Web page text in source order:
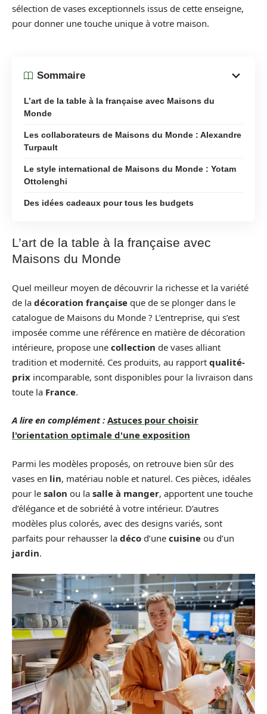
sélection de vases exceptionnels issus de cette enseigne,
pour donner une touche unique à votre maison.
Sommaire
L’art de la table à la française avec Maisons du
Monde
Les collaborateurs de Maisons du Monde : Alexandre
Turpault
Le style international de Maisons du Monde : Yotam
Ottolenghi
Des idées cadeaux pour tous les budgets
L’art de la table à la française avec
Maisons du Monde
Quel meilleur moyen de découvrir la richesse et la variété
de la décoration française que de se plonger dans le
catalogue de Maisons du Monde ? L’entreprise, qui s’est
imposée comme une référence en matière de décoration
intérieure, propose une collection de vases alliant
tradition et modernité. Ces produits, au rapport qualité-
prix incomparable, sont disponibles pour la livraison dans
toute la France.
A lire en complément : Astuces pour choisir
l'orientation optimale d'une exposition
Parmi les modèles proposés, on retrouve bien sûr des
vases en lin, matériau noble et naturel. Ces pièces, idéales
pour le salon ou la salle à manger, apportent une touche
d’élégance et de sobriété à votre intérieur. D’autres
modèles plus colorés, avec des designs variés, sont
parfaits pour rehausser la déco d’une cuisine ou d’un
jardin.